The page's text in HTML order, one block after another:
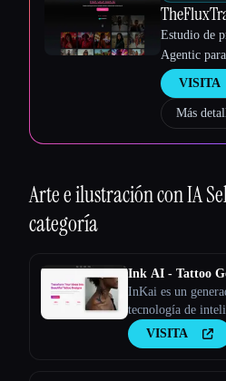
Estudio de
Agentic
trabajo y
VISITA
Más
Arte e ilustración con IA
categoría
Ink AI - Tattoo
InKai es un
tecnología de
diseños de
de los comentarios
VISITA